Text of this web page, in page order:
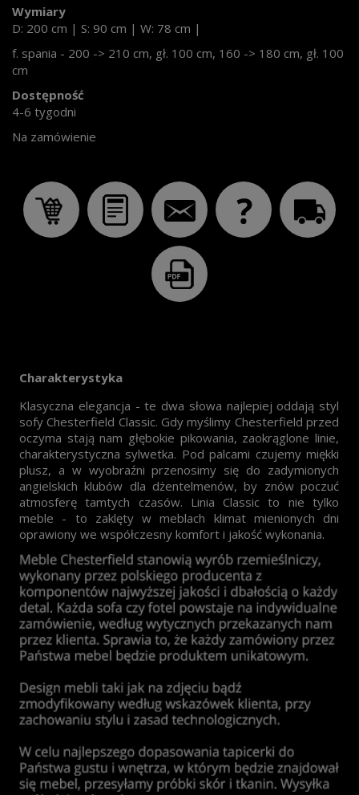
Wymiary
D: 200 cm | S: 90 cm | W: 78 cm |
f. spania - 200 -> 210 cm, gł. 100 cm, 160 -> 180 cm, gł. 100
cm
Dostępność
4-6 tygodni
Na zamówienie
Charakterystyka
Klasyczna elegancja - te dwa słowa najlepiej oddają styl
sofy Chesterfield Classic. Gdy myślimy Chesterfield przed
oczyma stają nam głębokie pikowania, zaokrąglone linie,
charakterystyczna sylwetka. Pod palcami czujemy miękki
plusz, a w wyobraźni przenosimy się do zadymionych
angielskich klubów dla dżentelmenów, by znów poczuć
atmosferę tamtych czasów. Linia Classic to nie tylko
meble - to zaklęty w meblach klimat mienionych dni
oprawiony we współczesny komfort i jakość wykonania.